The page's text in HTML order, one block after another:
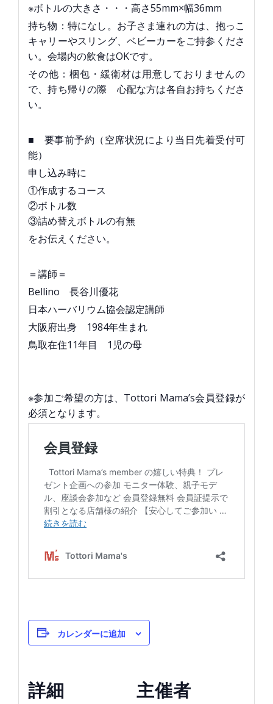
※ボトルの大きさ・・・高さ55mm×幅36mm
持ち物：特になし。お子さま連れの方は、抱っこ
キャリーやスリング、ベビーカーをご持参くださ
い。会場内の飲食はOKです。
その他：梱包・緩衛材は用意しておりませんの
で、持ち帰りの際 心配な方は各自お持ちくださ
い。
■ 要事前予約（空席状況により当日先着受付可
能）
申し込み時に
①作成するコース
②ボトル数
③詰め替えボトルの有無
をお伝えください。
＝講師＝
Bellino 長谷川優花
日本ハーバリウム協会認定講師
大阪府出身 1984年生まれ
鳥取在住11年目 1児の母
※参加ご希望の方は、Tottori Mama’s会員登録が
必須となります。
カレンダーに追加
詳細 主催者